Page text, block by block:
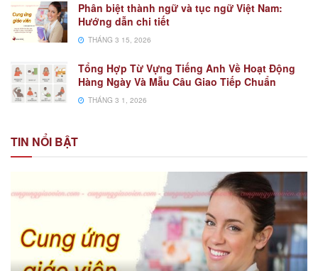
Phân biệt thành ngữ và tục ngữ Việt Nam:
Hướng dẫn chi tiết
THÁNG 3 15, 2026
Tổng Hợp Từ Vựng Tiếng Anh Về Hoạt Động
Hàng Ngày Và Mẫu Câu Giao Tiếp Chuẩn
THÁNG 3 1, 2026
TIN NỔI BẬT